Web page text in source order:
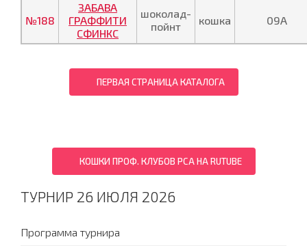
№188
ЗАБАВА
ГРАФФИТИ
СФИНКС
шоколад-
пойнт
кошка 09А
ПЕРВАЯ СТРАНИЦА КАТАЛОГА
КОШКИ ПРОФ. КЛУБОВ PCA НА RUTUBE
ТУРНИР 26 ИЮЛЯ 2026
Программа турнира